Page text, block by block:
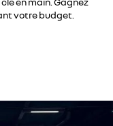
votre budget.